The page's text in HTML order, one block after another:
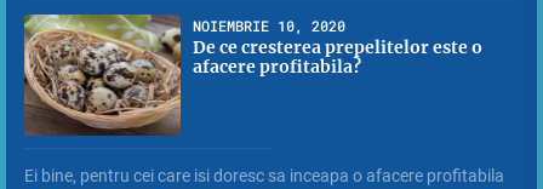
NOIEMBRIE 10, 2020
De ce cresterea prepelitelor este o
afacere profitabila?
Ei bine, pentru cei care isi doresc sa inceapa o afacere profitabila